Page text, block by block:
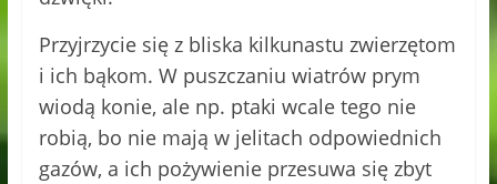
Przyjrzycie się z bliska kilkunastu zwierzętom
i ich bąkom. W puszczaniu wiatrów prym
wiodą konie, ale np. ptaki wcale tego nie
robią, bo nie mają w jelitach odpowiednich
gazów, a ich pożywienie przesuwa się zbyt